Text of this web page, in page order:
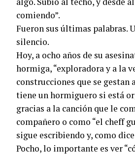
comiendo”.
Fueron sus últimas palabras.
silencio.
Hoy, a ocho años de su
hormiga, “exploradora y a la
construcciones que se gestan
tiene un hormiguero si está
gracias a la canción que le
compañero o como “el cheff
sigue escribiendo y, como
Pocho, lo importante es ver